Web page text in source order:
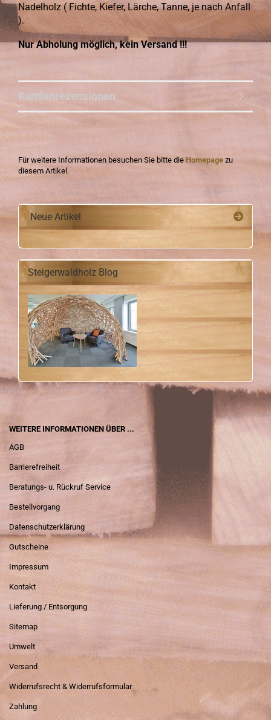
Nadelholz ( Fichte, Kiefer, Lärche, Tanne, je nach Anfall
).
Nur Abholung möglich, kein Versand !!!
Kundenrezensionen
Für weitere Informationen besuchen Sie bitte die Homepage zu
diesem Artikel.
Neue Artikel
Steigerwaldholz Blog
WEITERE INFORMATIONEN ÜBER ...
AGB
Barrierefreiheit
Beratungs- u. Rückruf Service
Bestellvorgang
Datenschutzerklärung
Gutscheine
Impressum
Kontakt
Lieferung / Entsorgung
Sitemap
Umwelt
Versand
Widerrufsrecht & Widerrufsformular
Zahlung